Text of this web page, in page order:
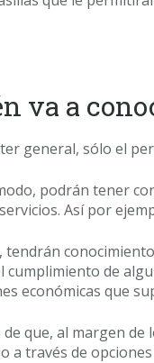
va a
general, sólo el
podrán tener
Así por
tendrán
cumplimiento de
económicas que
de que, al margen
a través de